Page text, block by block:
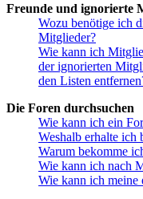
Freunde und ignorierte
Wozu benötige ich
Mitglieder?
Wie kann ich
der ignorierten
den Listen
Die Foren durchsuchen
Wie kann ich ein
Weshalb erhalte ich
Warum bekomme
Wie kann ich nach
Wie kann ich meine